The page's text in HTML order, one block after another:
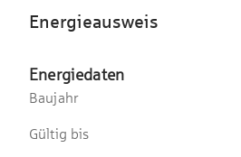
Energieausweis
Energiedaten
Baujahr
Gültig bis